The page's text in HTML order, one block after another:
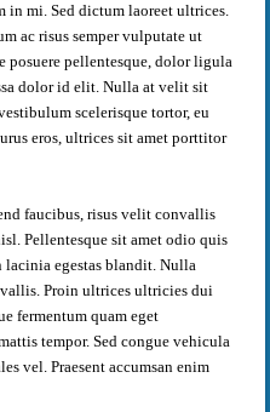
in mi. Sed dictum laoreet ultrices.
ac risus semper vulputate ut
posuere pellentesque, dolor ligula
dolor id elit. Nulla at velit sit
scelerisque tortor, eu
eros, ultrices sit amet porttitor
faucibus, risus velit convallis
Pellentesque sit amet odio quis
lacinia egestas blandit. Nulla
Proin ultrices ultricies dui
fermentum quam eget
tempor. Sed congue vehicula
vel. Praesent accumsan enim